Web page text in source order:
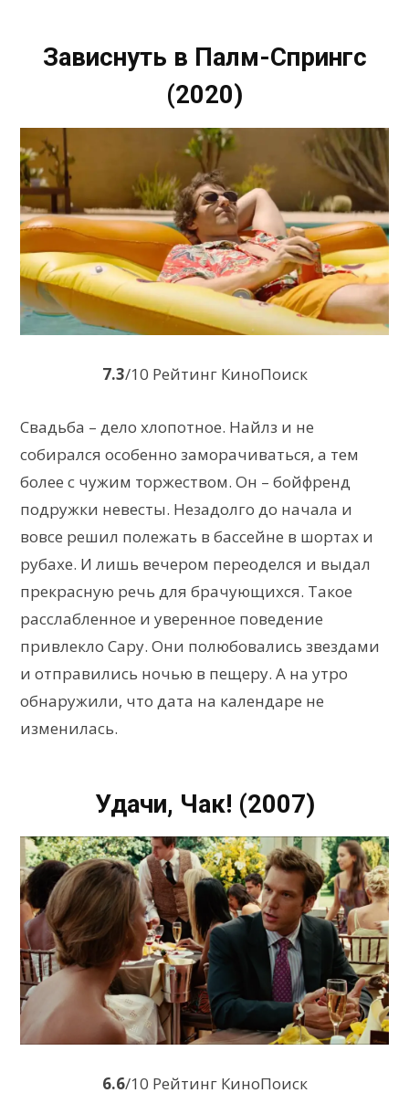
Зависнуть в Палм-Спрингс
(2020)
7.3/10 Рейтинг КиноПоиск
Свадьба – дело хлопотное. Найлз и не
собирался особенно заморачиваться, а тем
более с чужим торжеством. Он – бойфренд
подружки невесты. Незадолго до начала и
вовсе решил полежать в бассейне в шортах и
рубахе. И лишь вечером переоделся и выдал
прекрасную речь для брачующихся. Такое
расслабленное и уверенное поведение
привлекло Сару. Они полюбовались звездами
и отправились ночью в пещеру. А на утро
обнаружили, что дата на календаре не
изменилась.
Удачи, Чак! (2007)
6.6/10 Рейтинг КиноПоиск